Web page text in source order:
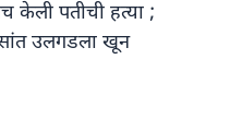
केली पतीची हत्या ;
उलगडला खून